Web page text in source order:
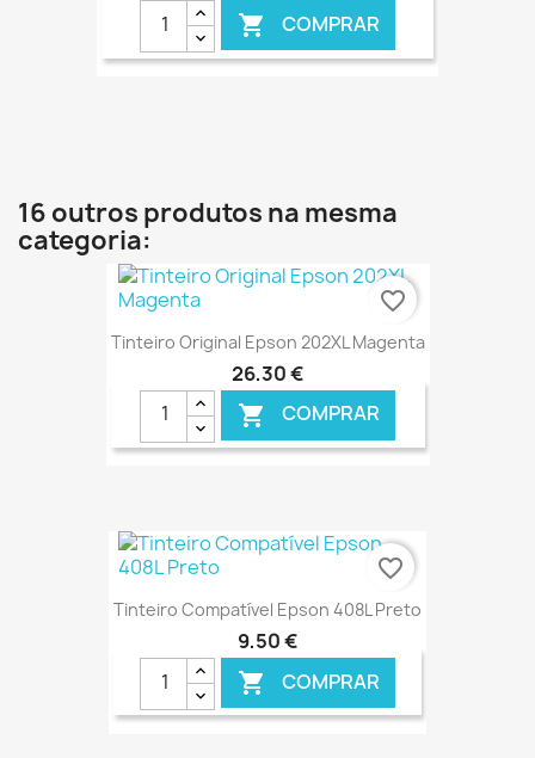
 COMPRAR
16 outros produtos na mesma
categoria:
Tinteiro Original Epson 202XL Magenta
26,30 €
 COMPRAR
favorite_border
Tinteiro Compatível Epson 408L Preto
9,50 €
 COMPRAR
favorite_border